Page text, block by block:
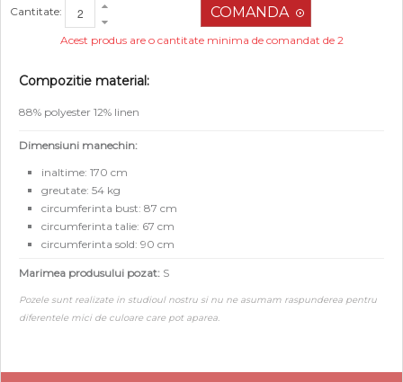
Cantitate:
Acest produs are o cantitate minima de comandat de 2
Compozitie material:
88% polyester 12% linen
Dimensiuni manechin:
inaltime: 170 cm
greutate: 54 kg
circumferinta bust: 87 cm
circumferinta talie: 67 cm
circumferinta sold: 90 cm
Marimea produsului pozat: S
Pozele sunt realizate in studioul nostru si nu ne asumam raspunderea pentru
diferentele mici de culoare care pot aparea.